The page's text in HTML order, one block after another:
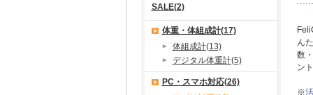
SALE(2)
体重・体組成計(17)
体組成計(13)
デジタル体重計(5)
PC・スマホ対応(26)
ん
数
ン
※